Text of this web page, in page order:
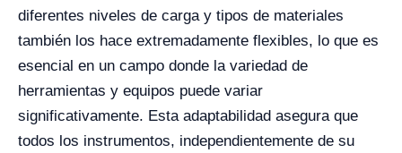
diferentes niveles de carga y tipos de materiales
también los hace extremadamente flexibles, lo que es
esencial en un campo donde la variedad de
herramientas y equipos puede variar
significativamente. Esta adaptabilidad asegura que
todos los instrumentos, independientemente de su